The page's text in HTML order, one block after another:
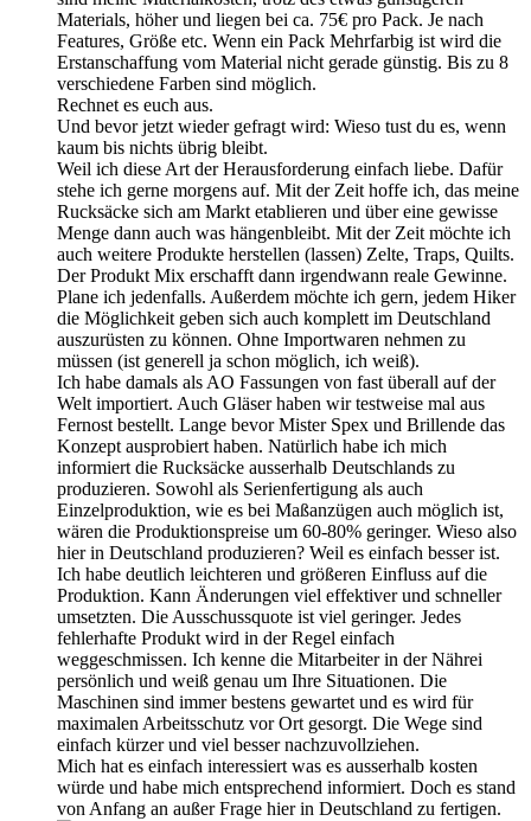
Materials, höher und liegen bei ca. 75€ pro Pack. Je nach
Features, Größe etc. Wenn ein Pack Mehrfarbig ist wird die
Erstanschaffung vom Material nicht gerade günstig. Bis zu 8
verschiedene Farben sind möglich.
Rechnet es euch aus.
Und bevor jetzt wieder gefragt wird: Wieso tust du es, wenn
kaum bis nichts übrig bleibt.
Weil ich diese Art der Herausforderung einfach liebe. Dafür
stehe ich gerne morgens auf. Mit der Zeit hoffe ich, das meine
Rucksäcke sich am Markt etablieren und über eine gewisse
Menge dann auch was hängenbleibt. Mit der Zeit möchte ich
auch weitere Produkte herstellen (lassen) Zelte, Traps, Quilts.
Der Produkt Mix erschafft dann irgendwann reale Gewinne.
Plane ich jedenfalls. Außerdem möchte ich gern, jedem Hiker
die Möglichkeit geben sich auch komplett im Deutschland
auszurüsten zu können. Ohne Importwaren nehmen zu
müssen (ist generell ja schon möglich, ich weiß).
Ich habe damals als AO Fassungen von fast überall auf der
Welt importiert. Auch Gläser haben wir testweise mal aus
Fernost bestellt. Lange bevor Mister Spex und Brillende das
Konzept ausprobiert haben. Natürlich habe ich mich
informiert die Rucksäcke ausserhalb Deutschlands zu
produzieren. Sowohl als Serienfertigung als auch
Einzelproduktion, wie es bei Maßanzügen auch möglich ist,
wären die Produktionspreise um 60-80% geringer. Wieso also
hier in Deutschland produzieren? Weil es einfach besser ist.
Ich habe deutlich leichteren und größeren Einfluss auf die
Produktion. Kann Änderungen viel effektiver und schneller
umsetzten. Die Ausschussquote ist viel geringer. Jedes
fehlerhafte Produkt wird in der Regel einfach
weggeschmissen. Ich kenne die Mitarbeiter in der Nährei
persönlich und weiß genau um Ihre Situationen. Die
Maschinen sind immer bestens gewartet und es wird für
maximalen Arbeitsschutz vor Ort gesorgt. Die Wege sind
einfach kürzer und viel besser nachzuvollziehen.
Mich hat es einfach interessiert was es ausserhalb kosten
würde und habe mich entsprechend informiert. Doch es stand
von Anfang an außer Frage hier in Deutschland zu fertigen.